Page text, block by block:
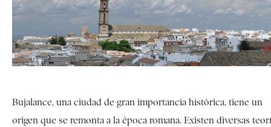
Bujalance, una ciudad de gran importancia histórica, tiene un
origen que se remonta a la época romana. Existen diversas